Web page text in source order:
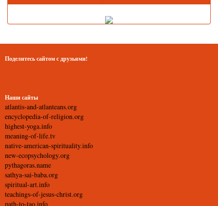
Поделитесь сайтом с друзьями!
Наши сайты
atlantis-and-atlanteans.org
encyclopedia-of-religion.org
highest-yoga.info
meaning-of-life.tv
native-american-spirituality.info
new-ecopsychology.org
pythagoras.name
sathya-sai-baba.org
spiritual-art.info
teachings-of-jesus-christ.org
path-to-tao.info